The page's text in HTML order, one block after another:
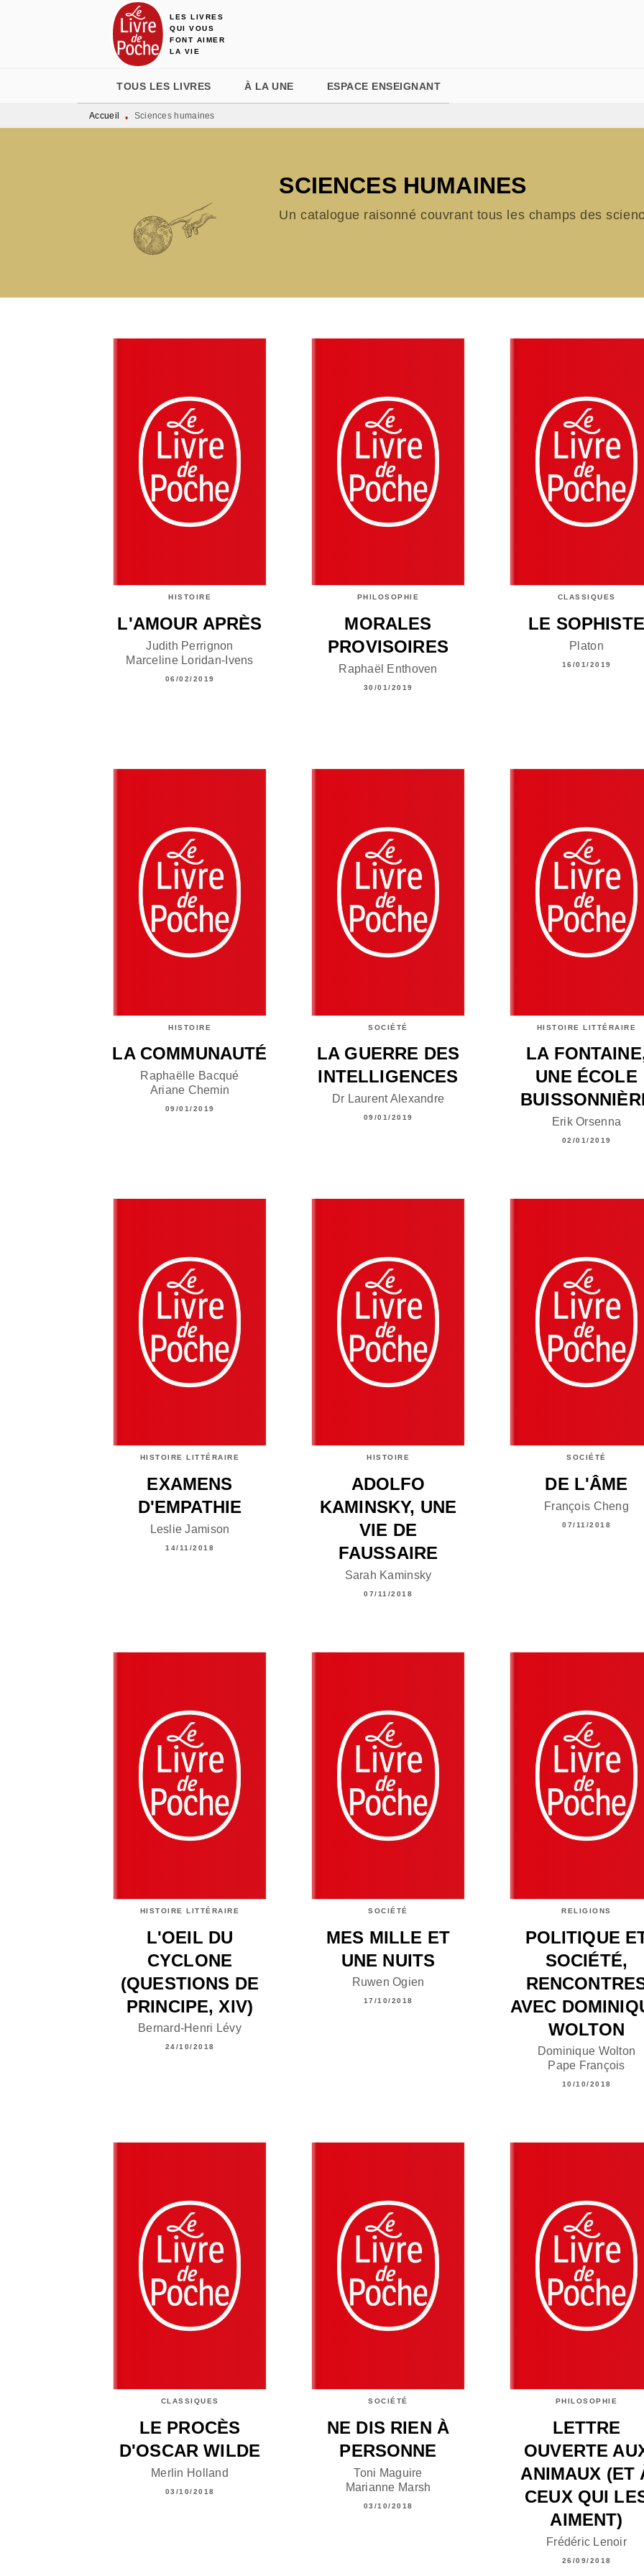
MENU RECHERCHE
LES LIVRES
QUI VOUS
FONT AIMER
LA VIE
TOUS LES LIVRES À LA UNE ESPACE ENSEIGNANT
Accueil • Sciences humaines
SCIENCES HUMAINES
Un catalogue raisonné couvrant tous les champs des
HISTOIRE
L'AMOUR APRÈS
Judith Perrignon
Marceline Loridan-Ivens
06/02/2019
PHILOSOPHIE
MORALES
PROVISOIRES
Raphaël Enthoven
30/01/2019
CLASSIQUES
LE SOPHISTE
Platon
16/01/2019
HISTOIRE
LA COMMUNAUTÉ
Raphaëlle Bacqué
Ariane Chemin
09/01/2019
SOCIÉTÉ
LA GUERRE DES
INTELLIGENCES
Dr Laurent Alexandre
09/01/2019
HISTOIRE LITTÉRAIRE
LA
UNE ÉCOLE
Erik Orsenna
02/01/2019
HISTOIRE LITTÉRAIRE
EXAMENS
D'EMPATHIE
Leslie Jamison
14/11/2018
HISTOIRE
ADOLFO
KAMINSKY, UNE
VIE DE
FAUSSAIRE
Sarah Kaminsky
07/11/2018
SOCIÉTÉ
DE L'ÂME
François Cheng
07/11/2018
HISTOIRE LITTÉRAIRE
L'OEIL DU
CYCLONE
(QUESTIONS DE
PRINCIPE, XIV)
Bernard-Henri Lévy
24/10/2018
SOCIÉTÉ
MES MILLE ET
UNE NUITS
Ruwen Ogien
17/10/2018
RELIGIONS
POLITIQUE
SOCIÉTÉ,
AVEC
WOLTON
Dominique Wolton
Pape François
10/10/2018
CLASSIQUES
LE PROCÈS
D'OSCAR WILDE
Merlin Holland
03/10/2018
SOCIÉTÉ
NE DIS RIEN À
PERSONNE
Toni Maguire
Marianne Marsh
03/10/2018
PHILOSOPHIE
LETTRE
OUVERTE
ANIMAUX (ET
CEUX QUI
AIMENT)
Frédéric Lenoir
26/09/2018